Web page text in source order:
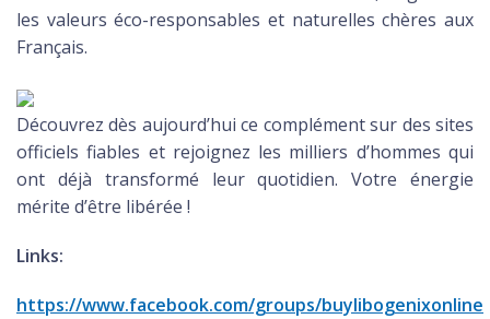
les valeurs éco-responsables et naturelles chères aux
Français.
Découvrez dès aujourd’hui ce complément sur des sites
officiels fiables et rejoignez les milliers d’hommes qui
ont déjà transformé leur quotidien. Votre énergie
mérite d’être libérée !
Links:
https://www.facebook.com/groups/buylibogenixonline